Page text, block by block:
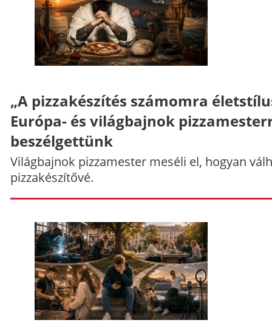
„A pizzakészítés számomra
Európa- és világbajnok
beszélgettünk
Világbajnok pizzamester meséli el, hogyan
pizzakészítővé.